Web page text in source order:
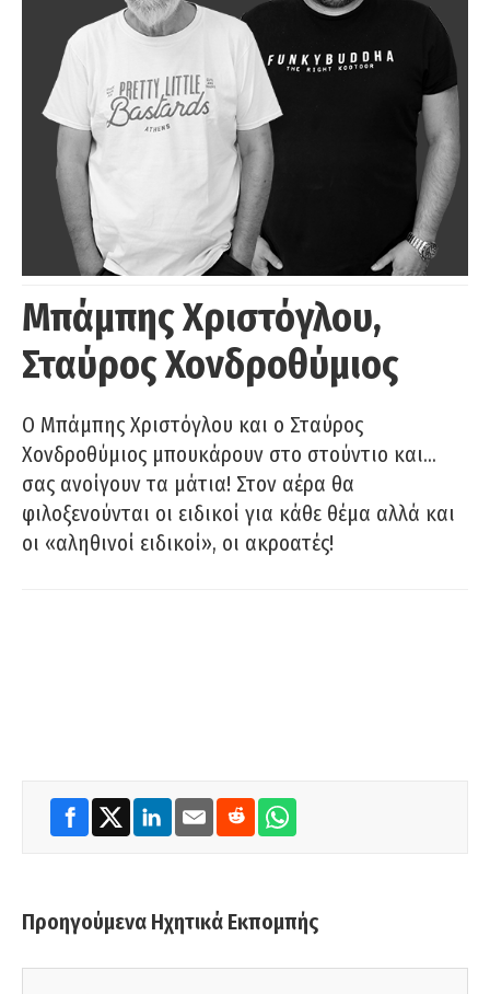
Μπάμπης Χριστόγλου,
Σταύρος Χονδροθύμιος
O Μπάμπης Χριστόγλου και ο Σταύρος
Χονδροθύμιος μπουκάρουν στο στούντιο και…
σας ανοίγουν τα μάτια! Στον αέρα θα
φιλοξενούνται οι ειδικοί για κάθε θέμα αλλά και
οι «αληθινοί ειδικοί», οι ακροατές!
Προηγούμενα Ηχητικά Εκπομπής